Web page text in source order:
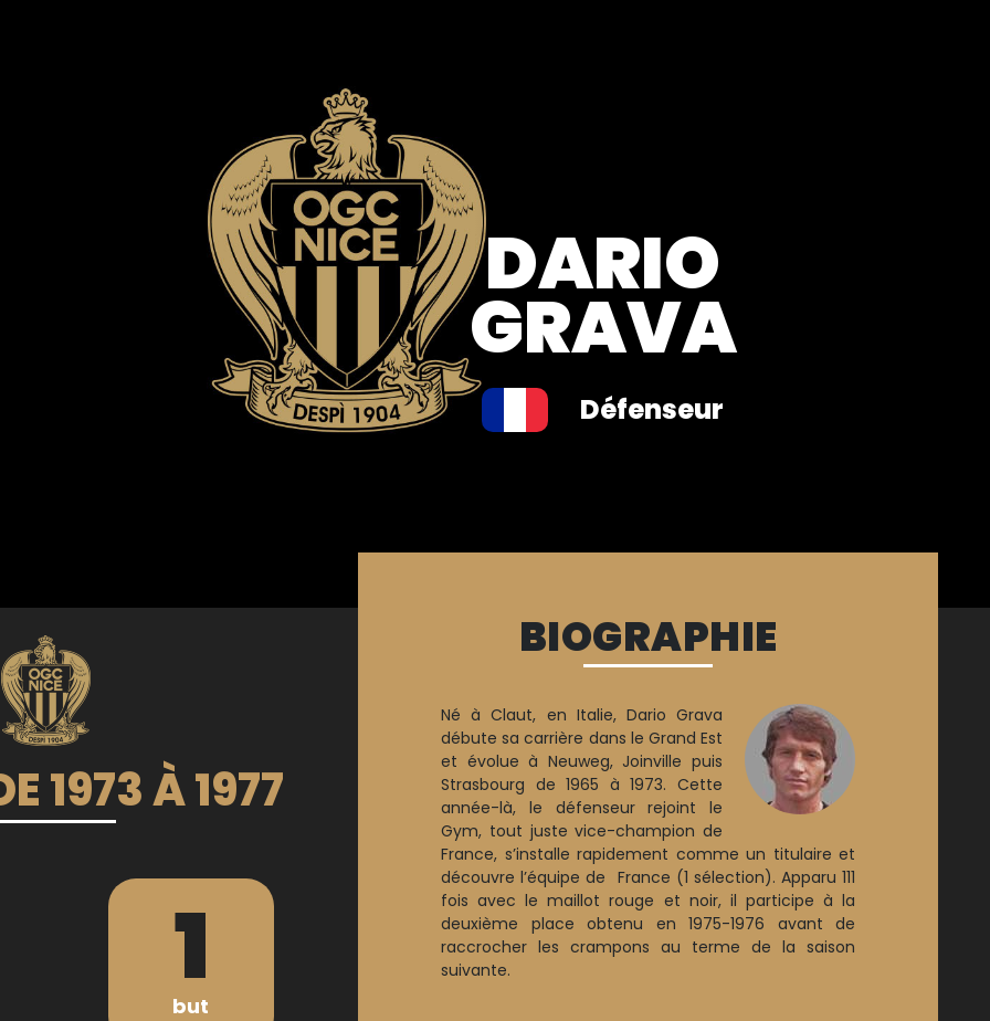
DARIO
GRAVA
Défenseur
1973 À 1977
1
but
BIOGRAPHIE
Né à Claut, en Italie, Dario Grava
débute sa carrière dans le Grand Est
et évolue à Neuweg, Joinville puis
Strasbourg de 1965 à 1973. Cette
année-là, le défenseur rejoint le
Gym, tout juste vice-champion de
France, s’installe rapidement comme un titulaire et
découvre l’équipe de France (1 sélection). Apparu 111
fois avec le maillot rouge et noir, il participe à la
deuxième place obtenu en 1975-1976 avant de
raccrocher les crampons au terme de la saison
suivante.